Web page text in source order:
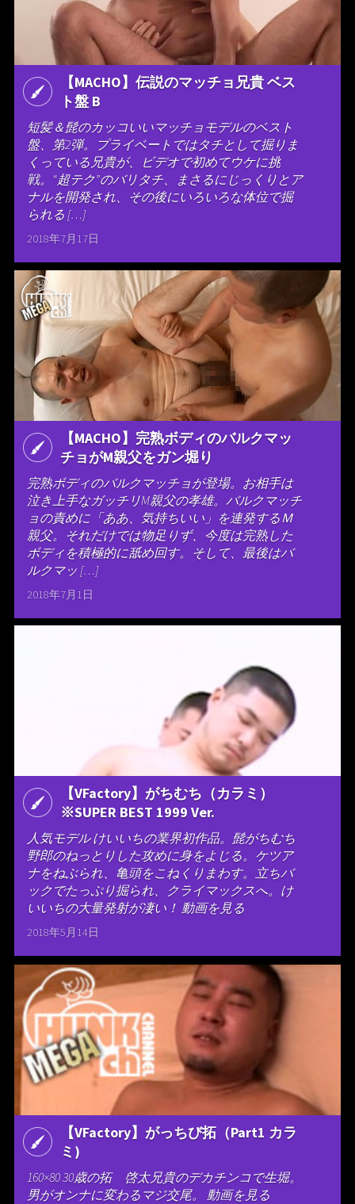
【MACHO】伝説のマッチョ兄貴 ベス
ト盤 B
短髪＆髭のカッコいいマッチョモデルのベスト
盤、第2弾。プライベートではタチとして掘りま
くっている兄貴が、ビデオで初めてウケに挑
戦。“超テク”のバリタチ、まさるにじっくりとア
ナルを開発され、その後にいろいろな体位で掘
られる […]
2018年7月17日
【MACHO】完熟ボディのバルクマッ
チョがM親父をガン堀り
完熟ボディのバルクマッチョが登場。お相手は
泣き上手なガッチリM親父の孝雄。バルクマッチ
ョの責めに「ああ、気持ちいい」を連発するＭ
親父。それだけでは物足りず、今度は完熟した
ボディを積極的に舐め回す。そして、最後はバ
ルクマッ […]
2018年7月1日
【VFactory】がちむち（カラミ）
※SUPER BEST 1999 Ver.
人気モデル けいいちの業界初作品。髭がちむち
野郎のねっとりした攻めに身をよじる。ケツア
ナをねぶられ、亀頭をこねくりまわす。立ちバ
ックでたっぷり掘られ、クライマックスへ。け
いいちの大量発射が凄い！ 動画を見る
2018年5月14日
【VFactory】がっちび拓（Part1 カラ
ミ)
160×80 30歳の拓 啓太兄貴のデカチンコで生堀。
男がオンナに変わるマジ交尾。 動画を見る